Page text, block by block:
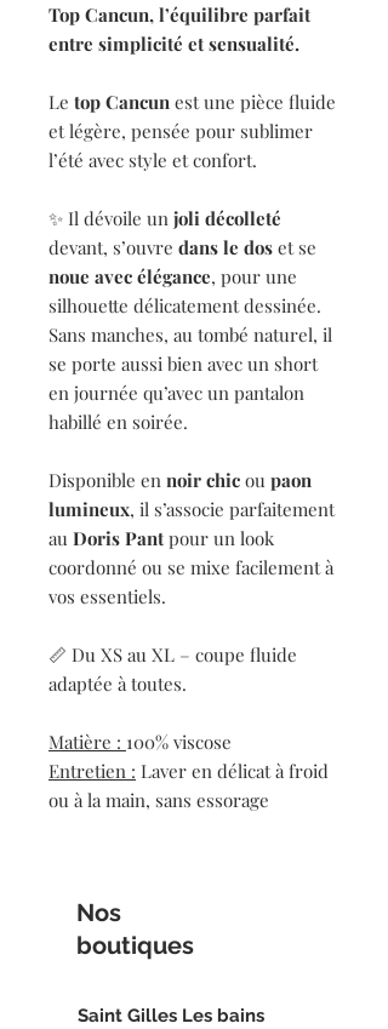
Top Cancun, l’équilibre parfait
entre simplicité et sensualité.
Le top Cancun est une pièce fluide
et légère, pensée pour sublimer
l’été avec style et confort.
✨ Il dévoile un joli décolleté
devant, s’ouvre dans le dos et se
noue avec élégance, pour une
silhouette délicatement dessinée.
Sans manches, au tombé naturel, il
se porte aussi bien avec un short
en journée qu’avec un pantalon
habillé en soirée.
Disponible en noir chic ou paon
lumineux, il s’associe parfaitement
au Doris Pant pour un look
coordonné ou se mixe facilement à
vos essentiels.
📏 Du XS au XL – coupe fluide
adaptée à toutes.
Matière : 100% viscose
Entretien : Laver en délicat à froid
ou à la main, sans essorage
Nos
boutiques
Saint Gilles Les bains